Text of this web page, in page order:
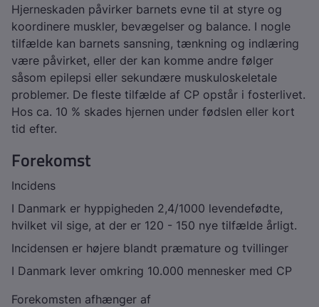
Hjerneskaden påvirker barnets evne til at styre og
koordinere muskler, bevægelser og balance. I nogle
tilfælde kan barnets sansning, tænkning og indlæring
være påvirket, eller der kan komme andre følger
såsom epilepsi eller sekundære muskuloskeletale
problemer. De fleste tilfælde af CP opstår i fosterlivet.
Hos ca. 10 % skades hjernen under fødslen eller kort
tid efter.
Forekomst
Incidens
I Danmark er hyppigheden 2,4/1000 levendefødte,
hvilket vil sige, at der er 120 - 150 nye tilfælde årligt.
Incidensen er højere blandt præmature og tvillinger
I Danmark lever omkring 10.000 mennesker med CP
Forekomsten afhænger af